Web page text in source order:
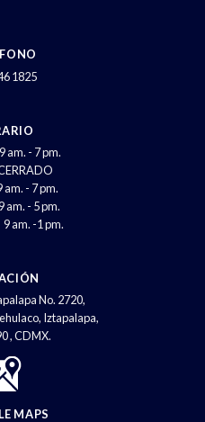
1825
am. - 7 pm.
- 7 pm.
am. - 5 pm.
am. -1 pm.
No. 2720,
Iztapalapa,
, CDMX.
MAPS